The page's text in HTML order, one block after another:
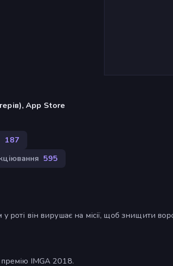
App Store
187
595
він вирушає на місії, щоб знищити
IMGA 2018.